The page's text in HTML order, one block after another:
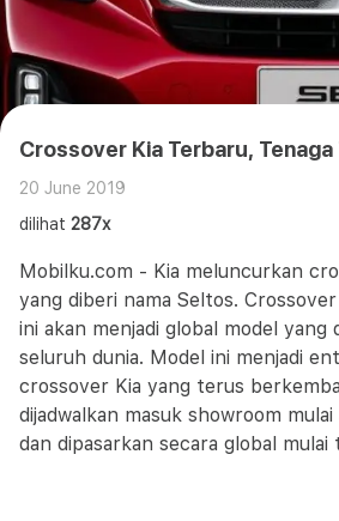
Crossover Kia Terbaru,
20 June 2019
dilihat 287x
Mobilku.com - Kia meluncurkan
yang diberi nama Seltos.
ini akan menjadi global model yang
seluruh dunia. Model ini menjadi
crossover Kia yang terus
dijadwalkan masuk showroom
dan dipasarkan secara global mulai